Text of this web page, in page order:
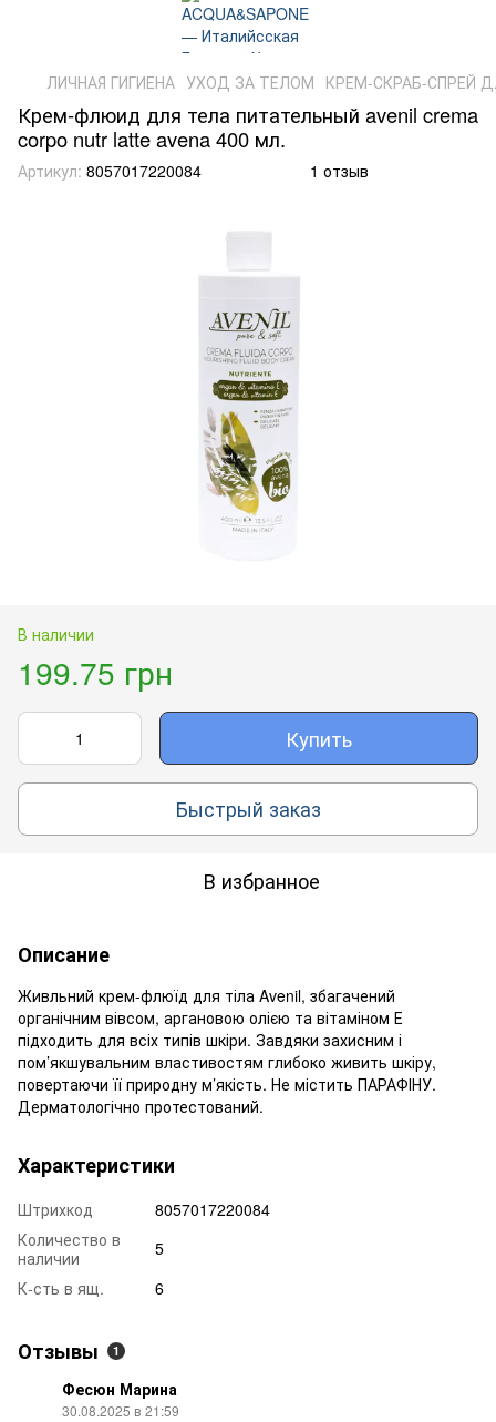
ЛИЧНАЯ ГИГИЕНА УХОД ЗА ТЕЛОМ КРЕМ-СКРАБ-СПРЕЙ
Крем-флюид для тела питательный avenil crema
corpo nutr latte avena 400 мл.
Артикул: 8057017220084 1 отзыв
В наличии
199.75 грн
Купить
Быстрый заказ
В избранное
Описание
Живльний крем-флюїд для тіла Avenil, збагачений
органічним вівсом, аргановою олією та вітаміном Е
підходить для всіх типів шкіри. Завдяки захисним і
пом’якшувальним властивостям глибоко живить шкіру,
повертаючи її природну м’якість. Не містить ПАРАФІНУ.
Дерматологічно протестований.
Характеристики
Штрихкод
8057017220084
Количество в
наличии
5
К-сть в ящ.
6
Отзывы 1
Фесюн Марина
30.08.2025 в 21:59